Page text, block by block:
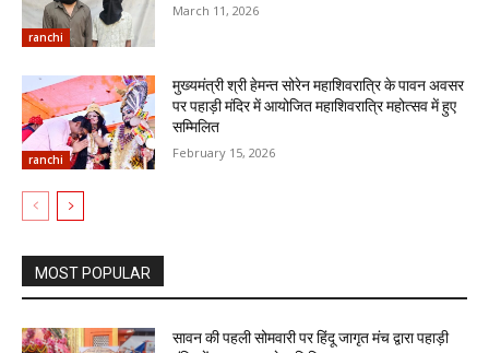
ranchi
March 11, 2026
ranchi
मुख्यमंत्री श्री हेमन्त सोरेन महाशिवरात्रि के पावन अवसर
पर पहाड़ी मंदिर में आयोजित महाशिवरात्रि महोत्सव में हुए
सम्मिलित
February 15, 2026
MOST POPULAR
सावन की पहली सोमवारी पर हिंदू जागृत मंच द्वारा पहाड़ी